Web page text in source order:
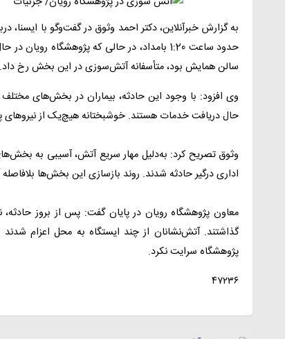
به گزارش خبرآنلاین، دکتر احمد وثوق در گفت‌وگو با ایسنا،
حدود ساعت 1:20 بامداد، در حالی که پژوهشگاه
سالن همایش بود، متأسفانه آتش‌سوزی در این بخش رخ داد.
وی افزود: با وجود این حادثه، بیماران در بخش‌های مختلف
حال دریافت خدمات هستند. خوشبختانه هیچ‌یک از نیروهای
وثوق تصریح کرد: به‌دلیل مهار سریع آتش، آسیبی به
اداری درگیر حادثه شدند. روند بازسازی این بخش‌ها
معاون پژوهشگاه رویان در پایان گفت: پس از بروز حادثه،
گذاشتند. آتش‌نشانان از چند ایستگاه به محل اعزام
پژوهشگاه سرایت نکرد.
٤٧٢٣٦